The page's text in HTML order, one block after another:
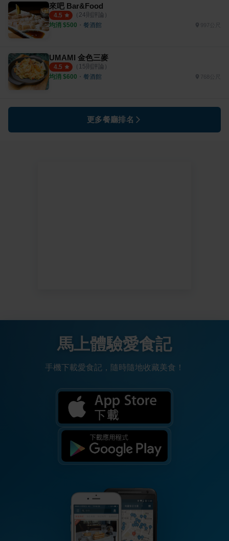
來吧 Bar&Food
4.5 （ 24則評論）
均消 $500 ・ 餐酒館 997公尺
UMAMI 金色三麥
4.5 （ 15則評論）
均消 $600 ・ 餐酒館 768公尺
更多餐廳排名
馬上體驗愛食記
手機下載愛食記，隨時隨地收藏美食！